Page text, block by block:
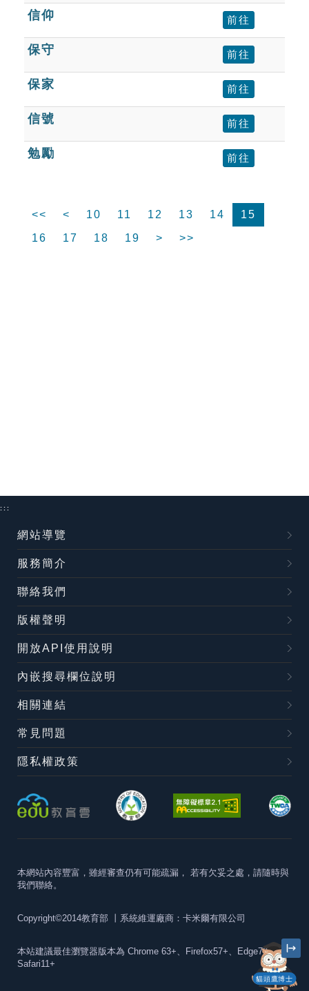
信仰 前往
保守 前往
保家 前往
信號 前往
勉勵 前往
<< < 10 11 12 13 14
15
16
17 18 19 > >>
貓頭鷹博士
:::
網站導覽
服務簡介
聯絡我們
版權聲明
開放API使用說明
內嵌搜尋欄位說明
相關連結
常見問題
隱私權政策
本網站內容豐富，雖經審查仍有可能疏漏， 若有欠妥之處，請隨時與
我們聯絡。
Copyright©2014教育部 丨系統維運廠商：卡米爾有限公司
本站建議最佳瀏覽器版本為 Chrome 63+、Firefox57+、Edge79+及
Safari11+